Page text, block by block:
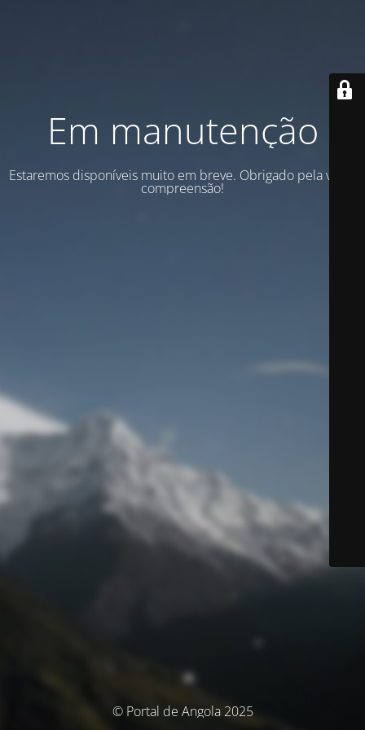
Em manutenção
Estaremos disponíveis muito em breve. Obrigado pela vossa
compreensão!
© Portal de Angola 2025